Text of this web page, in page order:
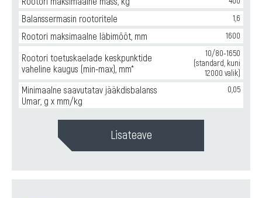
Balanssermasin rootoritele 1,6
Rootori maksimaalne läbimõõt, mm 1600
Rootori toetuskaelade keskpunktide
vaheline kaugus (min-max), mm*
10/80-1650
(standard, kuni
12000 valik)
Minimaalne saavutatav jääkdisbalanss
Umar, g x mm/kg
0,05
Lisateave